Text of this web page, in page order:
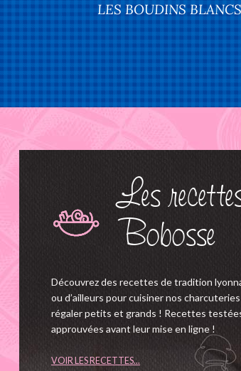
LES BOUDINS BLANCS
Les
Bobosse
Découvrez des recettes de tradition
ou d’ailleurs pour cuisiner nos
régaler petits et grands ! Recettes
approuvées avant leur mise en ligne !
VOIR LES RECETTES...